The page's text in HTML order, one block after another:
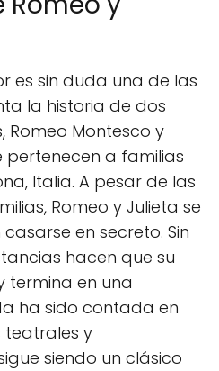
es sin duda una de las
la historia de dos
Romeo Montesco y
pertenecen a familias
Italia. A pesar de las
Romeo y Julieta se
en secreto. Sin
hacen que su
termina en una
ha sido contada en
y
siendo un clásico